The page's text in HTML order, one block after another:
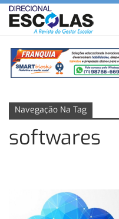
Navegação Na Tag
softwares